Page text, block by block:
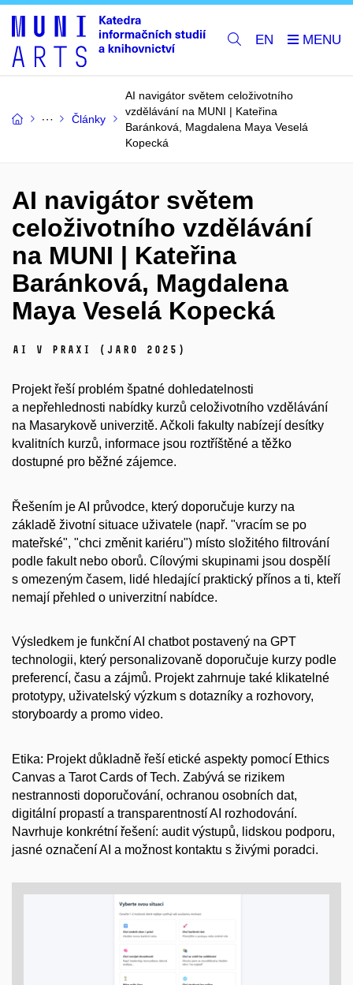
EN
Články
AI navigátor světem celoživotního
vzdělávání na MUNI | Kateřina
Baránková, Magdalena Maya Veselá
Kopecká
AI navigátor světem
celoživotního vzdělávání
na MUNI | Kateřina
Baránková, Magdalena
Maya Veselá Kopecká
AI v praxi (jaro 2025)
Projekt řeší problém špatné dohledatelnosti
a nepřehlednosti nabídky kurzů celoživotního vzdělávání
na Masarykově univerzitě. Ačkoli fakulty nabízejí desítky
kvalitních kurzů, informace jsou roztříštěné a těžko
dostupné pro běžné zájemce.
Řešením je AI průvodce, který doporučuje kurzy na
základě životní situace uživatele (např. "vracím se po
mateřské", "chci změnit kariéru") místo složitého filtrování
podle fakult nebo oborů. Cílovými skupinami jsou dospělí
s omezeným časem, lidé hledající praktický přínos a ti, kteří
nemají přehled o univerzitní nabídce.
Výsledkem je funkční AI chatbot postavený na GPT
technologii, který personalizovaně doporučuje kurzy podle
preferencí, času a zájmů. Projekt zahrnuje také klikatelné
prototypy, uživatelský výzkum s dotazníky a rozhovory,
storyboardy a promo video.
Etika: Projekt důkladně řeší etické aspekty pomocí Ethics
Canvas a Tarot Cards of Tech. Zabývá se rizikem
nestrannosti doporučování, ochranou osobních dat,
digitální propastí a transparentností AI rozhodování.
Navrhuje konkrétní řešení: audit výstupů, lidskou podporu,
jasné označení AI a možnost kontaktu s živými poradci.